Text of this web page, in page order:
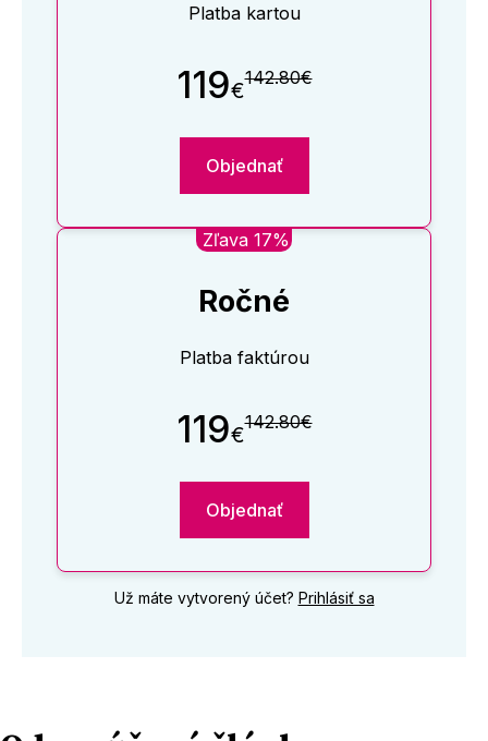
Platba kartou
119€142.80€
Objednať
Zľava 17%
Ročné
Platba faktúrou
119€142.80€
Objednať
Už máte vytvorený účet? Prihlásiť sa